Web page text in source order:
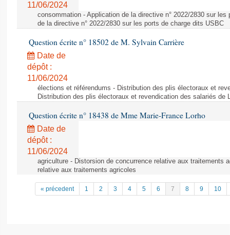
11/06/2024
consommation - Application de la directive n° 2022/2830 sur
de la directive n° 2022/2830 sur les ports de charge dits USBC
Question écrite n° 18502 de M. Sylvain Carrière
Date de
dépôt :
11/06/2024
élections et référendums - Distribution des plis électoraux et
Distribution des plis électoraux et revendication des salariés de
Question écrite n° 18438 de Mme Marie-France Lorho
Date de
dépôt :
11/06/2024
agriculture - Distorsion de concurrence relative aux traitements
relative aux traitements agricoles
« précedent 1 2 3 4 5 6 7 8 9 10